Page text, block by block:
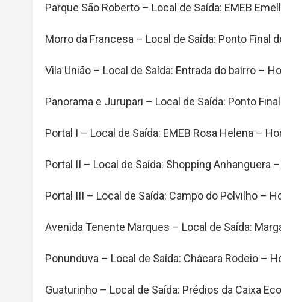
Parque São Roberto – Local de Saída: EMEB
Morro da Francesa – Local de Saída: Ponto Final
Vila União – Local de Saída: Entrada do bairro –
Panorama e Jurupari – Local de Saída: Ponto
Portal I – Local de Saída: EMEB Rosa Helena –
Portal II – Local de Saída: Shopping Anhanguera
Portal III – Local de Saída: Campo do Polvilho –
Avenida Tenente Marques – Local de Saída:
Ponunduva – Local de Saída: Chácara Rodeio –
Guaturinho – Local de Saída: Prédios da Caixa